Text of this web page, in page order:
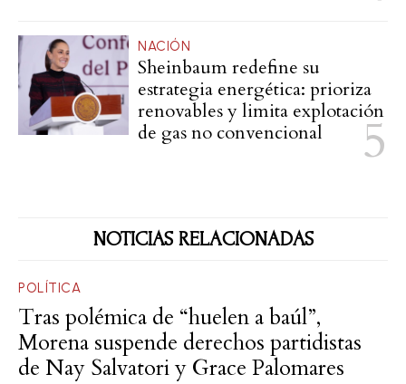
NACIÓN
Sheinbaum redefine su
estrategia energética: prioriza
renovables y limita explotación
de gas no convencional
NOTICIAS RELACIONADAS
POLÍTICA
Tras polémica de “huelen a baúl”,
Morena suspende derechos partidistas
de Nay Salvatori y Grace Palomares